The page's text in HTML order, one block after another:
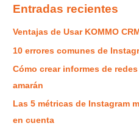
:Entradas recientes
Ventajas de Usar KOMMO
10 errores comunes de
Cómo crear informes de
amarán
Las 5 métricas de Instagram
en cuenta